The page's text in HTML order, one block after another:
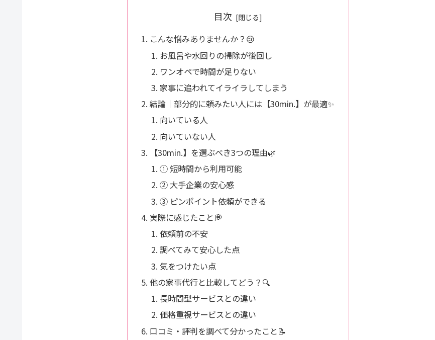
目次
こんな悩みありませんか？😢
お風呂や水回りの掃除が後回し
ワンオペで時間が足りない
家事に追われてイライラしてしまう
結論｜部分的に頼みたい人には【30min.】が最適✨
向いている人
向いていない人
【30min.】を選ぶべき3つの理由🌿
① 短時間から利用可能
② 大手企業の安心感
③ ピンポイント依頼ができる
実際に感じたこと💭
依頼前の不安
調べてみて安心した点
気をつけたい点
他の家事代行と比較してどう？🔍
長時間型サービスとの違い
価格重視サービスとの違い
口コミ・評判を調べて分かったこと📝